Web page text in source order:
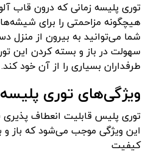
توری پلیسه زمانی که درون قاب
هیچگونه مزاحمتی را برای شیشه‌ها
شما می‌توانید به بیرون از منزل
سهولت در باز و بسته کردن این
طرفداران بسیاری را از آن خود کند.
ویژگی‌های توری پلیسه
توری پلیس قابلیت انعطاف پذیری
این ویژگی موجب می‌شود که باز و
کیفیت